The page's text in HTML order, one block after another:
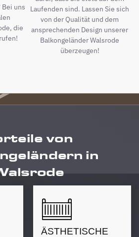
uns
die
Laufenden sind. Lassen Sie sich
von der Qualität und dem
ansprechenden Design unserer
Balkongeländer Walsrode
überzeugen!
von
in
ÄSTHETISCHE